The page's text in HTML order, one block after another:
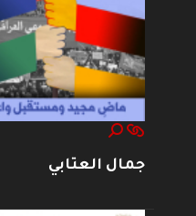
جمال العتابي